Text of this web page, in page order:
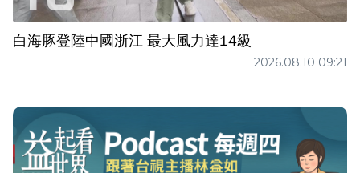
白海豚登陸中國浙江 最大風力達14級
2026.08.10 09:21